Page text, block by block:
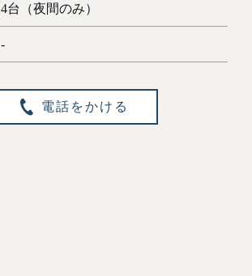
4台（夜間のみ）
-
電話をかける